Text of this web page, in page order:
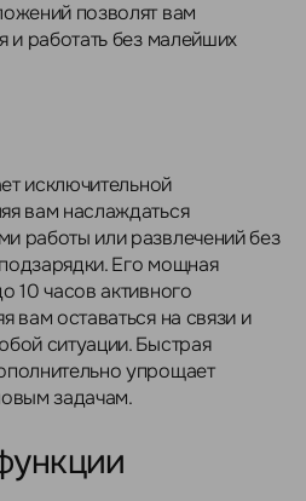
позволят вам
и работать без малейших
исключительной
вам наслаждаться
работы или развлечений без
Его мощная
10 часов активного
вам оставаться на связи и
ситуации. Быстрая
упрощает
задачам.